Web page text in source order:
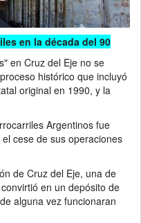
en la década del 90
en Cruz del Eje no se
histórico que incluyó
original en 1990, y la
Argentinos fue
cese de sus operaciones
de Cruz del Eje, una de
en un depósito de
alguna vez funcionaran